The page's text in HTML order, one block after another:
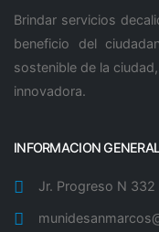
Brindar servicios
beneficio del
sostenible de la
innovadora.
INFORMACION
Jr. Progreso N 332